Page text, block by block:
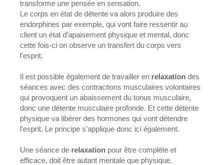
transforme une pensée en sensation.
Le corps en état de détente va alors produire des
endorphines par exemple, qui vont faire ressentir au
client un état d’apaisement physique et mental, donc
cette fois-ci on observe un transfert du corps vers
l’esprit.
Il est possible également de travailler en relaxation des
séances avec des contractions musculaires volontaires
qui provoquent un abaissement du tonus musculaire,
donc une détente musculaire profonde. Et cette détente
physique va libérer des hormones qui vont détendre
l’esprit. Le principe s’applique donc ici également.
Une séance de relaxation pour être complète et
efficace, doit être autant mentale que physique.